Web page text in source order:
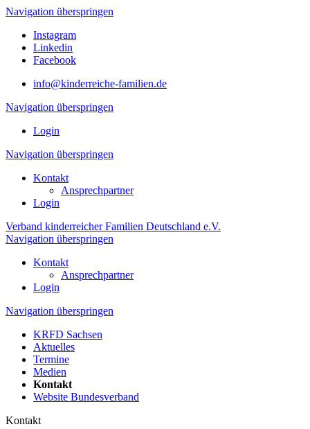
Navigation überspringen
Instagram
Linkedin
Facebook
info@kinderreiche-familien.de
Navigation überspringen
Login
Navigation überspringen
Kontakt
Ansprechpartner
Login
Verband kinderreicher Familien Deutschland e.V.
Navigation überspringen
Kontakt
Ansprechpartner
Login
Navigation überspringen
KRFD Sachsen
Aktuelles
Termine
Medien
Kontakt
Website Bundesverband
Kontakt